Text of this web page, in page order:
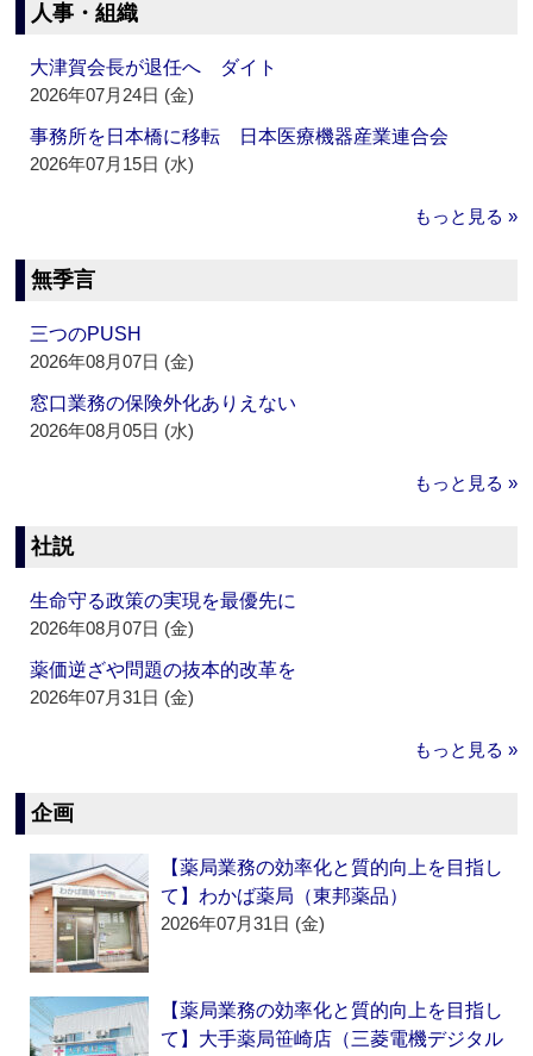
人事・組織
大津賀会長が退任へ ダイト
2026年07月24日 (金)
事務所を日本橋に移転 日本医療機器産業連合会
2026年07月15日 (水)
もっと見る »
無季言
三つのPUSH
2026年08月07日 (金)
窓口業務の保険外化ありえない
2026年08月05日 (水)
もっと見る »
社説
生命守る政策の実現を最優先に
2026年08月07日 (金)
薬価逆ざや問題の抜本的改革を
2026年07月31日 (金)
もっと見る »
企画
【薬局業務の効率化と質的向上を目指し
て】わかば薬局（東邦薬品）
2026年07月31日 (金)
【薬局業務の効率化と質的向上を目指し
て】大手薬局笹崎店（三菱電機デジタル